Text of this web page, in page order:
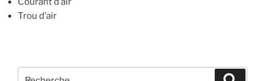
Trou d’air